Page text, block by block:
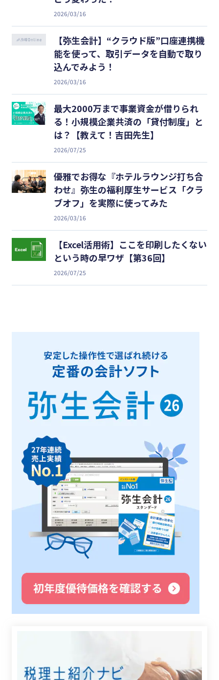
2026/03/16
【弥生会計】“クラウド版”口座連携機
能を使って、取引データを自動で取り
込んでみよう！
2026/03/16
最大2000万まで事業資金が借りられ
る！小規模企業共済の「貸付制度」と
は？【教えて！吉田先生】
2026/07/25
優雅でお得な『ホテルラウンジ打ち合
わせ』弥生の福利厚生サービス「クラ
ブオフ」を実際に使ってみた
2026/03/16
【Excel活用術】ここを印刷したくない
という時の早ワザ【第36回】
2026/07/25